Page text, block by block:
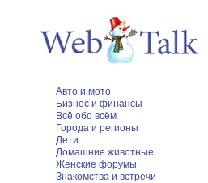
Авто и мото
Бизнес и финансы
Всё обо всём
Города и регионы
Дети
Домашние животные
Женские форумы
Знакомства и встречи